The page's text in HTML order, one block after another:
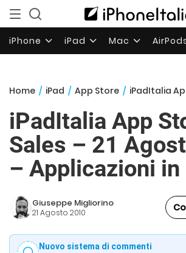
iPhone iPad Mac
Home / iPad / App Store / iPadItalia App Store Sales –
iPadItalia App
Sales – 21
– Applicazioni
Giuseppe Migliorino
21 Agosto 2010
Nuovo sistema di commenti